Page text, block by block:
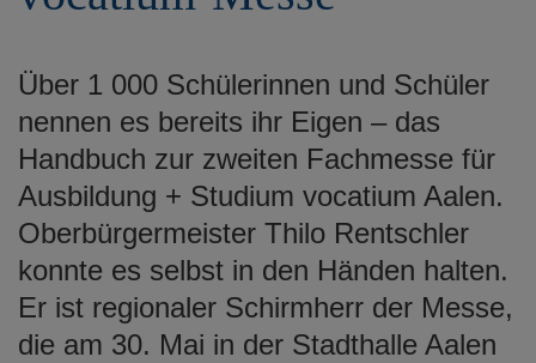
Über 1 000 Schülerinnen und Schüler
nennen es bereits ihr Eigen – das
Handbuch zur zweiten Fachmesse für
Ausbildung + Studium vocatium Aalen.
Oberbürgermeister Thilo Rentschler
konnte es selbst in den Händen halten.
Er ist regionaler Schirmherr der Messe,
die am 30. Mai in der Stadthalle Aalen